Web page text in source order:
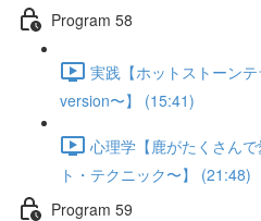
Program 58
実践【ホットストーン
version〜】 (15:41)
心理学【鹿がたくさん
ト・テクニック〜】 (21:48)
Program 59